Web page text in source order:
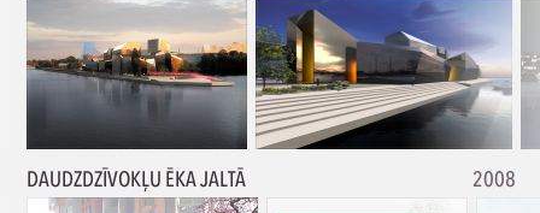
DAUDZDZĪVOKĻU ĒKA JALTĀ 2008